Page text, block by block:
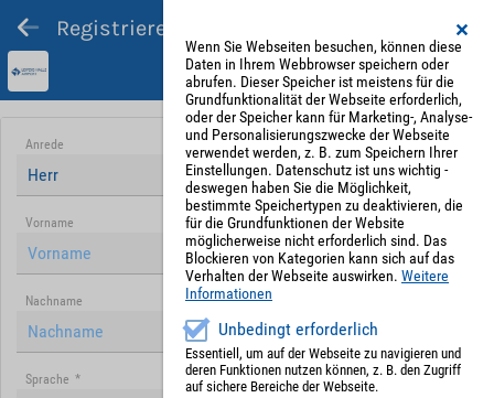
Registrieren und Angebot abgeben
Anrede
Herr
Vorname
Nachname
Sprache *
Wenn Sie Webseiten besuchen, können diese
Daten in Ihrem Webbrowser speichern oder
abrufen. Dieser Speicher ist meistens für die
Grundfunktionalität der Webseite erforderlich,
oder der Speicher kann für Marketing-, Analyse-
und Personalisierungszwecke der Webseite
verwendet werden, z. B. zum Speichern Ihrer
Einstellungen. Datenschutz ist uns wichtig -
deswegen haben Sie die Möglichkeit,
bestimmte Speichertypen zu deaktivieren, die
für die Grundfunktionen der Website
möglicherweise nicht erforderlich sind. Das
Blockieren von Kategorien kann sich auf das
Verhalten der Webseite auswirken. Weitere
Informationen
Unbedingt erforderlich
Essentiell, um auf der Webseite zu navigieren und
deren Funktionen nutzen können, z. B. den Zugriff
auf sichere Bereiche der Webseite.